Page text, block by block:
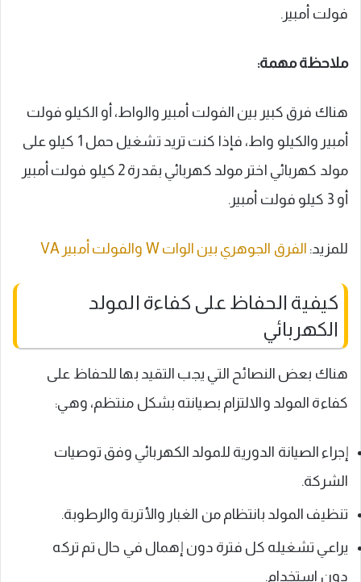
فولت أمبير.
ملاحظة مهمة:
هناك فرق كبير بين الفولت أمبير والواط، أو الكيلو فولت
أمبير والكيلو واط، فإذا كنت تريد تشغيل حمل 1 كيلو على
مولد كهربائي اختر مولد كهربائي بقدرة 2 كيلو فولت أمبير
أو 3 كيلو فولت أمبير.
للمزيد: الفرق الجوهري بين الوات W والفولت أمبير VA
كيفية الحفاظ على كفاءة المولد
الكهربائي
هناك بعض النصائح التي يجب التقيد بها للحفاظ على
كفاءة المولد والالتزام بصيانته بشكل منتظم، وهي:
إجراء الصيانة الدورية للمولد الكهربائي وفق توصيات
الشركة.
تنظيف المولد بانتظام من الغبار والأتربة والرطوبة.
يراعي تشغيله كل فترة دون إهمال في حال تم تركه
دون استخدام.